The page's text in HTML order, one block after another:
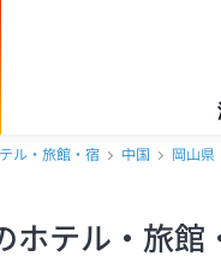
ル・旅館・宿 中国 岡山県
ホテル・旅館